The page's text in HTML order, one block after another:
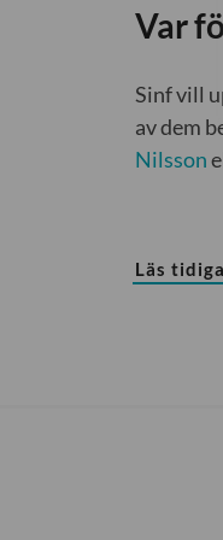
Var
Sinf vill
av dem
Nilsson
Läs